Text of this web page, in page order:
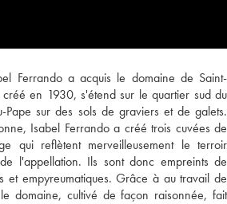
Ferrando a acquis le domaine de Saint-
en 1930, s'étend sur le quartier sud du
Pape sur des sols de graviers et de galets.
Isabel Ferrando a créé trois cuvées de
qui reflètent merveilleusement le terroir
l'appellation. Ils sont donc empreints de
et empyreumatiques. Grâce à au travail de
domaine, cultivé de façon raisonnée, fait